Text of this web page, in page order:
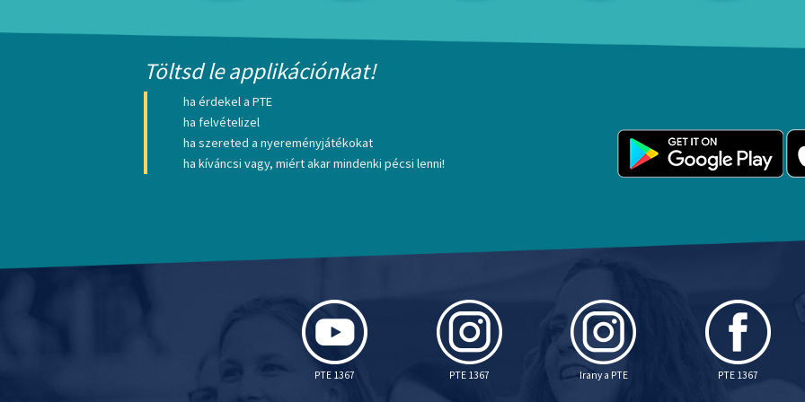
Töltsd le applikációnkat!
ha érdekel a PTE
ha felvételizel
ha szereted a nyereményjátékokat
ha kíváncsi vagy, miért akar mindenki pécsi lenni!
PTE 1367 PTE 1367 Irany a PTE PTE 1367